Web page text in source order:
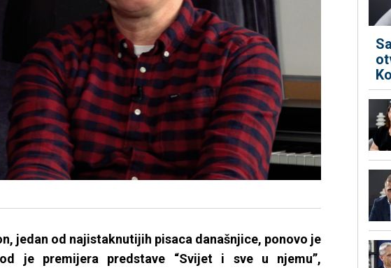
jedan od najistaknutijih pisaca današnjice, ponovo je
je premijera predstave “Svijet i sve u njemu”,